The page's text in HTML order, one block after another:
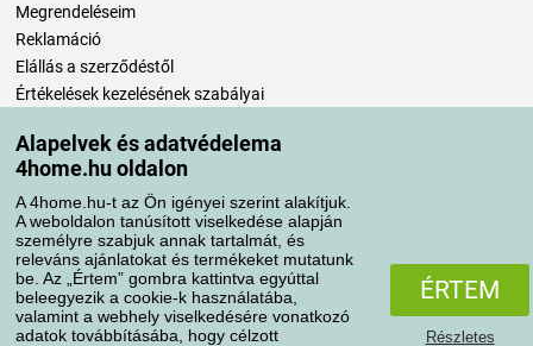
Alapelvek és adatvédelema
4home.hu oldalon
A 4home.hu-t az Ön igényei szerint alakítjuk.
A weboldalon tanúsított viselkedése alapján
személyre szabjuk annak tartalmát, és
releváns ajánlatokat és termékeket mutatunk
be. Az „Értem” gombra kattintva egyúttal
beleegyezik a cookie-k használatába,
valamint a webhely viselkedésére vonatkozó
adatok továbbításába, hogy célzott
ÉRTEM
Részletes
Megrendeléseim
Reklamáció
Elállás a szerződéstől
Értékelések kezelésének szabályai
Szállítási módok
Fizetési módok